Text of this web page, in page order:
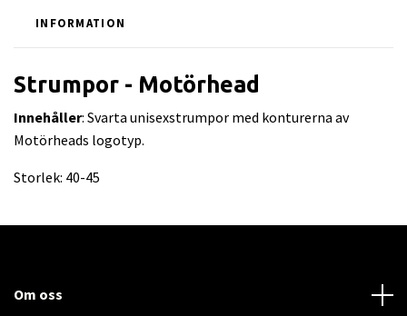
INFORMATION
Strumpor - Motörhead
Innehåller: Svarta unisexstrumpor med konturerna av
Motörheads logotyp.
Storlek: 40-45
Om oss